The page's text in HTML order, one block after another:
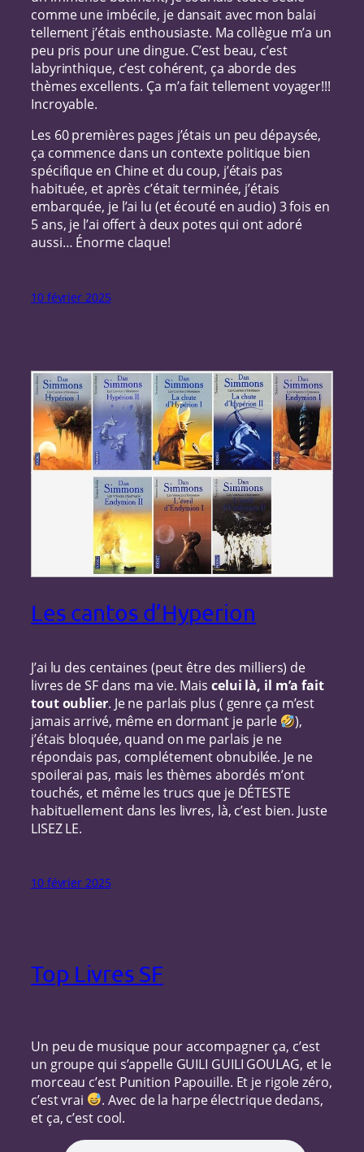
comme une imbécile, je dansait avec mon balai
tellement j’étais enthousiaste. Ma collègue m’a un
peu pris pour une dingue. C’est beau, c’est
labyrinthique, c’est cohérent, ça aborde des
thèmes excellents. Ça m’a fait tellement voyager!!!
Incroyable.
Les 60 premières pages j’étais un peu dépaysée,
ça commence dans un contexte politique bien
spécifique en Chine et du coup, j’étais pas
habituée, et après c’était terminée, j’étais
embarquée, je l’ai lu (et écouté en audio) 3 fois en
5 ans, je l’ai offert à deux potes qui ont adoré
aussi… Énorme claque!
10 février 2025
Les cantos d’Hyperion
J’ai lu des centaines (peut être des milliers) de
livres de SF dans ma vie. Mais celui là, il m’a fait
tout oublier. Je ne parlais plus ( genre ça m’est
jamais arrivé, même en dormant je parle
),
j’étais bloquée, quand on me parlais je ne
répondais pas, complétement obnubilée. Je ne
spoilerai pas, mais les thèmes abordés m’ont
touchés, et même les trucs que je DÉTESTE
habituellement dans les livres, là, c’est bien. Juste
LISEZ LE.
10 février 2025
Top Livres SF
Un peu de musique pour accompagner ça, c’est
un groupe qui s’appelle GUILI GUILI GOULAG, et le
morceau c’est Punition Papouille. Et je rigole zéro,
c’est vrai
. Avec de la harpe électrique dedans,
et ça, c’est cool.